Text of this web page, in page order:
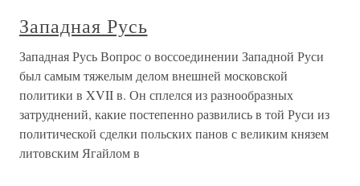
Западная Русь
Западная Русь Вопрос о воссоединении Западной Руси
был самым тяжелым делом внешней московской
политики в XVII в. Он сплелся из разнообразных
затруднений, какие постепенно развились в той Руси из
политической сделки польских панов с великим князем
литовским Ягайлом в